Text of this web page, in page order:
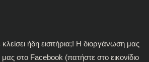
ήδη εισιτήρια;! Η διοργάνωση μας
στο Facebook (πατήστε στο εικονίδιο